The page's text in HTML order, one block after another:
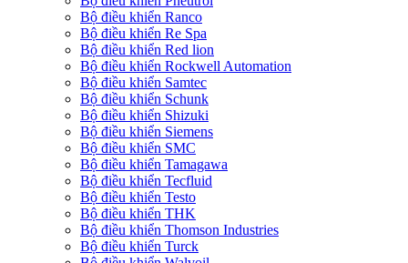
Bộ điều khiển Ranco
Bộ điều khiển Re Spa
Bộ điều khiển Red lion
Bộ điều khiển Rockwell Automation
Bộ điều khiển Samtec
Bộ điều khiển Schunk
Bộ điều khiển Shizuki
Bộ điều khiển Siemens
Bộ điều khiển SMC
Bộ điều khiển Tamagawa
Bộ điều khiển Tecfluid
Bộ điều khiển Testo
Bộ điều khiển THK
Bộ điều khiển Thomson Industries
Bộ điều khiển Turck